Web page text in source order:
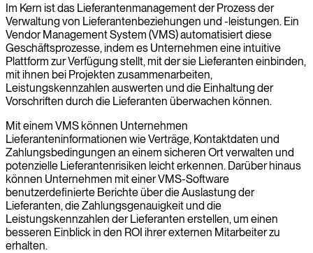
Im Kern ist das Lieferantenmanagement der Prozess der
Verwaltung von Lieferantenbeziehungen und -leistungen. Ein
Vendor Management System (VMS) automatisiert diese
Geschäftsprozesse, indem es Unternehmen eine intuitive
Plattform zur Verfügung stellt, mit der sie Lieferanten einbinden,
mit ihnen bei Projekten zusammenarbeiten,
Leistungskennzahlen auswerten und die Einhaltung der
Vorschriften durch die Lieferanten überwachen können.
Mit einem VMS können Unternehmen
Lieferanteninformationen wie Verträge, Kontaktdaten und
Zahlungsbedingungen an einem sicheren Ort verwalten und
potenzielle Lieferantenrisiken leicht erkennen. Darüber hinaus
können Unternehmen mit einer VMS-Software
benutzerdefinierte Berichte über die Auslastung der
Lieferanten, die Zahlungsgenauigkeit und die
Leistungskennzahlen der Lieferanten erstellen, um einen
besseren Einblick in den ROI ihrer externen Mitarbeiter zu
erhalten.